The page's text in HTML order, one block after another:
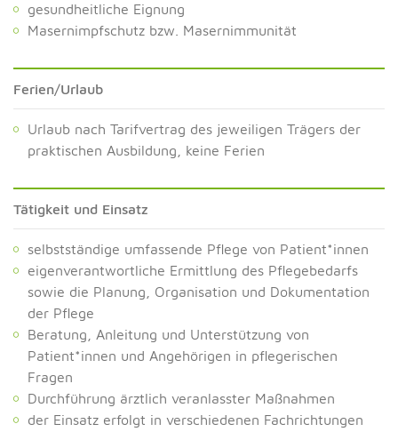
gesundheitliche Eignung
Masernimpfschutz bzw. Masernimmunität
Ferien/Urlaub
Urlaub nach Tarifvertrag des jeweiligen Trägers der
praktischen Ausbildung, keine Ferien
Tätigkeit und Einsatz
selbstständige umfassende Pflege von Patient*innen
eigenverantwortliche Ermittlung des Pflegebedarfs
sowie die Planung, Organisation und Dokumentation
der Pflege
Beratung, Anleitung und Unterstützung von
Patient*innen und Angehörigen in pflegerischen
Fragen
Durchführung ärztlich veranlasster Maßnahmen
der Einsatz erfolgt in verschiedenen Fachrichtungen